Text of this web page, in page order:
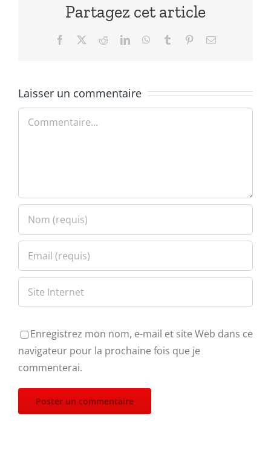
Partagez cet article
Facebook RedditLinkedInWhatsApp
Tumblr PinterestEmail
Laisser un commentaire
Commentaire
Enregistrez mon nom, e-mail et site Web dans ce
navigateur pour la prochaine fois que je
commenterai.